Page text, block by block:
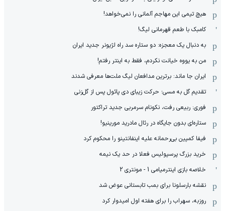
هیچ‌ تیمی این مهاجم آلمانی را نمی‌خواهد!
کامبک با طعم قهرمانی لیگ!
به دنبال یک معجزه: دو ستاره سد راه لژیونر جدید ایران
من به یووه خیانت نکردم، فقط به اینتر رفتم!
ایران جا ماند: برترین مدافعان لیگ ملت‌ها معرفی شدند
تقدیم گل به مسی؛ حرکت زیبای دی پائول پس از گل‌زنی
فوری: ربیعی رفت، نکونام سرمربی جدید تراکتور
ستاره‌ای بدون جایگاه در رئال مادرید مورینیو!
فیفا کمپین بی‌رحمانه علیه اینفانتینو را محکوم کرد
خرید بزرگ پرسپولیس فعلا در حد یک نیمه
خلاصه بازی اینترمیامی 1 - مونتری 2
نقشه بارسلونا برای بمب تابستانی عوض شد
روزبه، سهراب را برای هفته اول امیدوار کرد